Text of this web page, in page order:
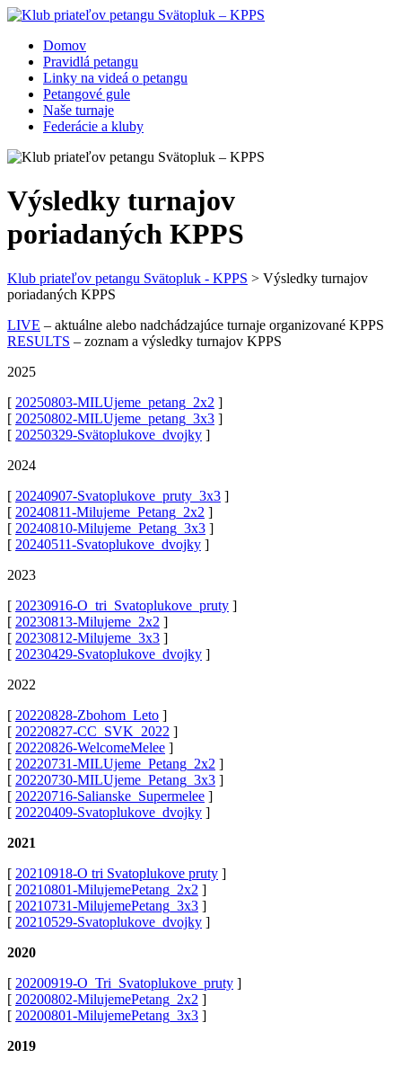
Domov
Pravidlá petangu
Linky na videá o petangu
Petangové gule
Naše turnaje
Federácie a kluby
Výsledky turnajov
poriadaných KPPS
Klub priateľov petangu Svätopluk - KPPS > Výsledky turnajov
poriadaných KPPS
LIVE – aktuálne alebo nadchádzajúce turnaje organizované KPPS
RESULTS – zoznam a výsledky turnajov KPPS
2025
[ 20250803-MILUjeme_petang_2x2 ]
[ 20250802-MILUjeme_petang_3x3 ]
[ 20250329-Svätoplukove_dvojky ]
2024
[ 20240907-Svatoplukove_pruty_3x3 ]
[ 20240811-Milujeme_Petang_2x2 ]
[ 20240810-Milujeme_Petang_3x3 ]
[ 20240511-Svatoplukove_dvojky ]
2023
[ 20230916-O_tri_Svatoplukove_pruty ]
[ 20230813-Milujeme_2x2 ]
[ 20230812-Milujeme_3x3 ]
[ 20230429-Svatoplukove_dvojky ]
2022
[ 20220828-Zbohom_Leto ]
[ 20220827-CC_SVK_2022 ]
[ 20220826-WelcomeMelee ]
[ 20220731-MILUjeme_Petang_2x2 ]
[ 20220730-MILUjeme_Petang_3x3 ]
[ 20220716-Salianske_Supermelee ]
[ 20220409-Svatoplukove_dvojky ]
2021
[ 20210918-O tri Svatoplukove pruty ]
[ 20210801-MilujemePetang_2x2 ]
[ 20210731-MilujemePetang_3x3 ]
[ 20210529-Svatoplukove_dvojky ]
2020
[ 20200919-O_Tri_Svatoplukove_pruty ]
[ 20200802-MilujemePetang_2x2 ]
[ 20200801-MilujemePetang_3x3 ]
2019